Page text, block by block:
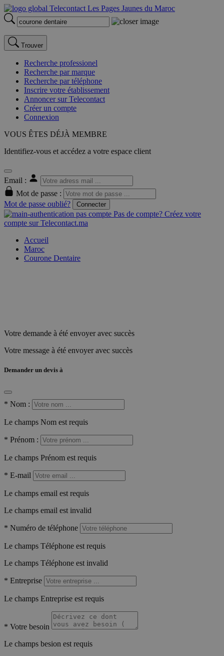
Trouver
Recherche professionel
Recherche par marque
Recherche par téléphone
Inscrire votre établissement
Annoncer sur Telecontact
Créer un compte
Connexion
VOUS ÊTES DÉJÀ MEMBRE
Identifiez-vous et accédez a votre espace client
Email :
Mot de passe :
Mot de passe oublié?
Connecter
Pas de compte? Créez votre
compte sur Telecontact.ma
Accueil
Maroc
Courone Dentaire
Votre demande à été envoyer avec succès
Votre message à été envoyer avec succès
Demander un devis à
* Nom :
Le champs Nom est requis
* Prénom :
Le champs Prénom est requis
* E-mail
Le champs email est requis
Le champs email est invalid
* Numéro de téléphone
Le champs Téléphone est requis
Le champs Téléphone est invalid
* Entreprise
Le champs Entreprise est requis
* Votre besoin
Le champs besion est requis